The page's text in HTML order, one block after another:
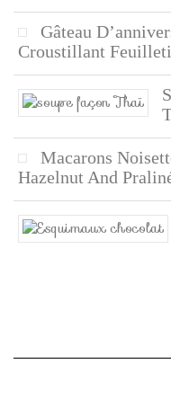
Gâteau
Croustillant
Macarons
Hazelnut And